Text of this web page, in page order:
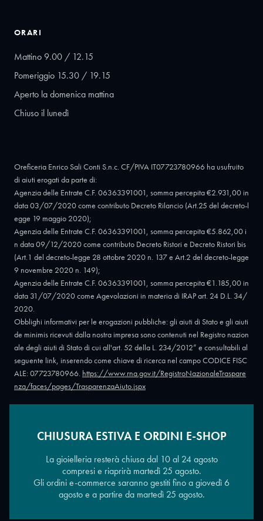
ORARI
Mattino 9.00 / 12.15
Pomeriggio 15.30 / 19.15
Aperto la domenica mattina
Chiuso il lunedì
Oreficeria Enrico Sali Conti S.n.c. CF/PIVA IT07723780966 ha usufruito
di aiuti erogati da parte di:
Agenzia delle Entrate C.F. 06363391001, somma percepita €2.931,00 in
data 03/07/2020 come contributo Decreto Rilancio (Art.25 del decreto-l
egge 19 maggio 2020);
Agenzia delle Entrate C.F. 06363391001, somma percepita €5.862,00 i
n data 09/12/2020 come contributo Decreto Ristori e Decreto Ristori bis
(Art.1 del decreto-legge 28 ottobre 2020 n. 137 e Art.2 del decreto-legge
9 novembre 2020 n. 149);
Agenzia delle Entrate C.F. 06363391001, somma percepita €1.185,00 in
data 31/07/2020 come Agevolazioni in materia di IRAP art. 24 D.L. 34/
2020.
Obblighi informativi per le erogazioni pubbliche: gli aiuti di Stato e gli aiuti
de minimis ricevuti dalla nostra impresa sono contenuti nel Registro nazion
ale degli aiuti di Stato di cui all'art. 52 della L. 234/2012” e consultabili al
seguente link, inserendo come chiave di ricerca nel campo CODICE FISC
ALE: 07723780966. https://www.rna.gov.it/RegistroNazionaleTraspare
nza/faces/pages/TrasparenzaAiuto.jspx
Copyright © 2026 - Oreficeria Enrico Sali Conti e C. snc - Partita IVA
CHIUSURA ESTIVA E ORDINI E-SHOP
La gioielleria resterà chiusa dal 10 al 24 agosto
compresi e riaprirà martedì 25 agosto.
Gli ordini e-commerce saranno gestiti fino a giovedì 6
agosto e a partire da martedì 25 agosto.